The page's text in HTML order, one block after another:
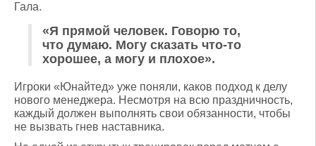
Гала.
«Я прямой человек. Говорю то,
что думаю. Могу сказать что-то
хорошее, а могу и плохое».
Игроки «Юнайтед» уже поняли, каков подход к делу
нового менеджера. Несмотря на всю праздничность,
каждый должен выполнять свои обязанности, чтобы
не вызвать гнев наставника.